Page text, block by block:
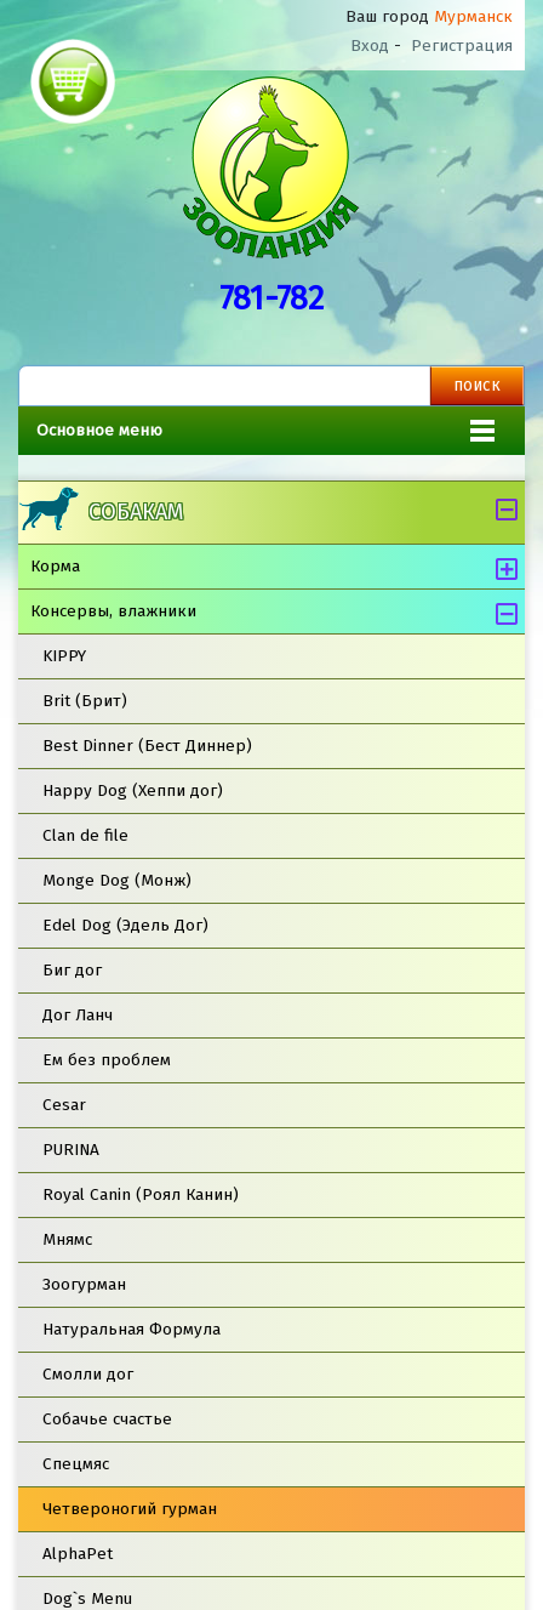
Ваш город Мурманск
Вход - Регистрация
781-782
Основное меню
СОБАКАМ
Корма
Консервы, влажники
KIPPY
Brit (Брит)
Best Dinner (Бест Диннер)
Happy Dog (Хеппи дог)
Clan de file
Monge Dog (Монж)
Edel Dog (Эдель Дог)
Биг дог
Дог Ланч
Ем без проблем
Cesar
PURINA
Royal Canin (Роял Канин)
Мнямс
Зоогурман
Натуральная Формула
Смолли дог
Собачье счастье
Спецмяс
Четвероногий гурман
AlphaPet
Dog`s Menu